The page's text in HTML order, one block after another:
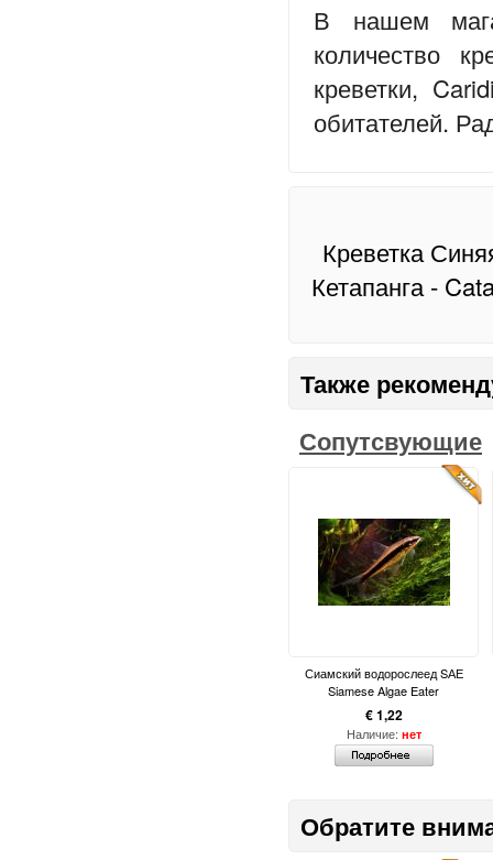
В нашем
количество
креветки,
обитателей.
Креветка
Кетапанга -
Также
Сопутсвующие
Сиамский водорослеед SАЕ
Siamese Algae Eater
€ 1,22
Наличие: нет
Обратите